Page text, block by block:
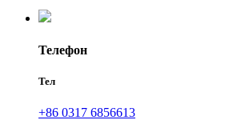
Телефон
Тел
+86 0317 6856613